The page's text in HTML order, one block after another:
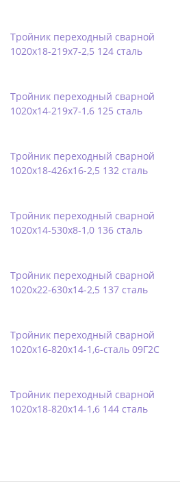
Тройник переходный сварной
1020х18-219х7-2,5 124 сталь
Тройник переходный сварной
1020х14-219х7-1,6 125 сталь
Тройник переходный сварной
1020х18-426х16-2,5 132 сталь
Тройник переходный сварной
1020х14-530х8-1,0 136 сталь
Тройник переходный сварной
1020х22-630х14-2,5 137 сталь
Тройник переходный сварной
1020х16-820х14-1,6-сталь 09Г2С
Тройник переходный сварной
1020х18-820х14-1,6 144 сталь